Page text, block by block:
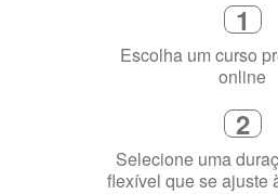
1
Escolha um curso
online
2
Selecione uma
flexível que se ajuste